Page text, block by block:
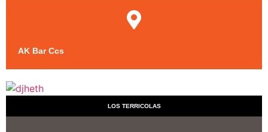
AK Bar Ccs
LOS TERRICOLAS